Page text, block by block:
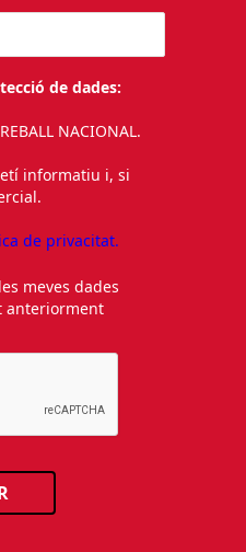
de dades:
NACIONAL.
informatiu i, si
de privacitat.
meves dades
anteriorment